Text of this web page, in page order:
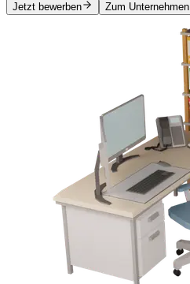
Jetzt bewerben Zum Unternehmen